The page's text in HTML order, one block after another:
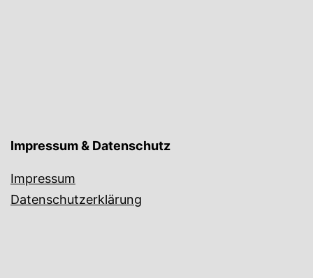
Impressum & Datenschutz
Impressum
Datenschutzerklärung